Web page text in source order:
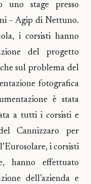
uno stage presso
– Agip di Nettuno.
i corsisti hanno
del progetto
sul problema del
fotografica
è stata
a tutti i corsisti e
Cannizzaro per
i corsisti
hanno effettuato
dell’azienda e